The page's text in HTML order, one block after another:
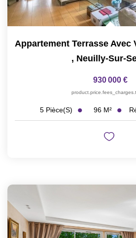
, Neuilly-Sur-
930 000 €
5 Pièce(s) 96 M²